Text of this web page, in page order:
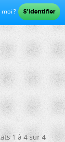
?
1 à 4 sur 4